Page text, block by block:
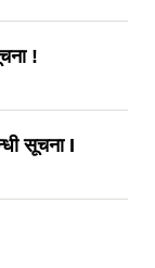
!
सूचना I